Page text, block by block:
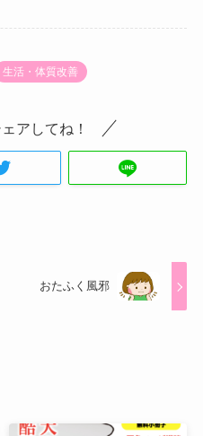
生活・体質改善
アしてね！
おたふく風邪